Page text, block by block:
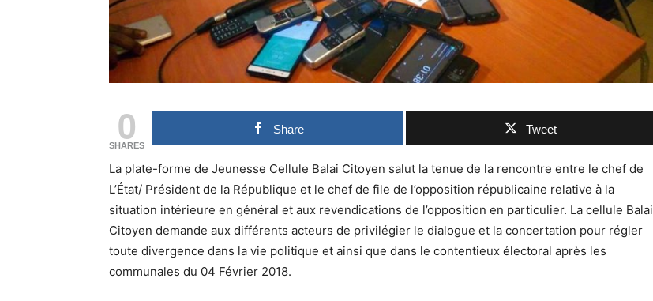
0
SHARES
Share Tweet
La plate-forme de Jeunesse Cellule Balai Citoyen salut la tenue de la rencontre entre le chef de
L’État/ Président de la République et le chef de file de l’opposition républicaine relative à la
situation intérieure en général et aux revendications de l’opposition en particulier. La cellule Balai
Citoyen demande aux différents acteurs de privilégier le dialogue et la concertation pour régler
toute divergence dans la vie politique et ainsi que dans le contentieux électoral après les
communales du 04 Février 2018.